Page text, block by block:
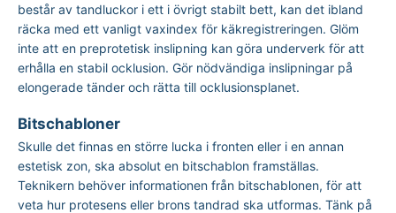
består av tandluckor i ett i övrigt stabilt bett, kan det ibland
räcka med ett vanligt vaxindex för käkregistreringen. Glöm
inte att en preprotetisk inslipning kan göra underverk för att
erhålla en stabil ocklusion. Gör nödvändiga inslipningar på
elongerade tänder och rätta till ocklusionsplanet.
Bitschabloner
Skulle det finnas en större lucka i fronten eller i en annan
estetisk zon, ska absolut en bitschablon framställas.
Teknikern behöver informationen från bitschablonen, för att
veta hur protesens eller brons tandrad ska utformas. Tänk på